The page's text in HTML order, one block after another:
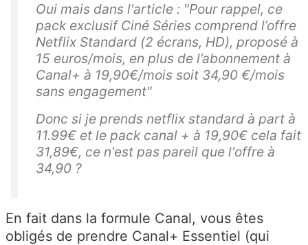
Oui mais dans l'article : "Pour rappel, ce
pack exclusif Ciné Séries comprend l’offre
Netflix Standard (2 écrans, HD), proposé à
15 euros/mois, en plus de l’abonnement à
Canal+ à 19,90€/mois soit 34,90 €/mois
sans engagement"
Donc si je prends netflix standard à part à
11.99€ et le pack canal + à 19,90€ cela fait
31,89€, ce n'est pas pareil que l'offre à
34,90 ?
En fait dans la formule Canal, vous êtes
obligés de prendre Canal+ Essentiel (qui